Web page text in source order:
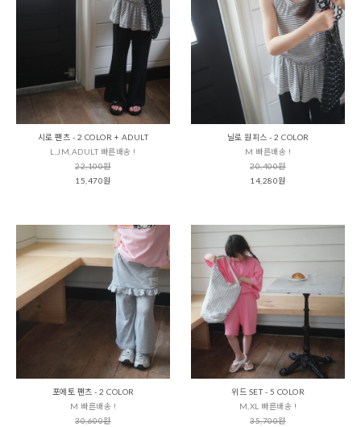
시로 팬츠 - 2 COLOR + ADULT
L,JM,ADULT 빠른배송 !
22,100원
15,470원
닐로 원피스 - 2 COLOR
M 빠른배송 !
20,400원
14,280원
포에토 팬츠 - 2 COLOR
M 빠른배송 !
30,600원
위드 SET - 5 COLOR
M,XL 빠른배송 !
35,700원